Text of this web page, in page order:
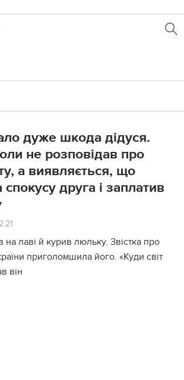
дуже шкода дідуся.
не розповідав про
а виявляється, що
спокусу друга і заплатив
на лаві й курив люльку. Звістка про
приголомшила його. «Куди світ
він